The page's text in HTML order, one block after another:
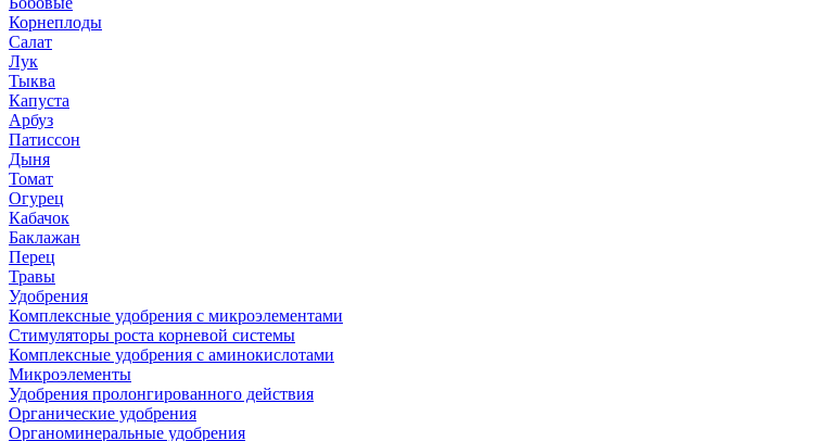
Корнеплоды
Салат
Лук
Тыква
Капуста
Арбуз
Патиссон
Дыня
Томат
Огурец
Кабачок
Баклажан
Перец
Травы
Удобрения
Комплексные удобрения с микроэлементами
Стимуляторы роста корневой системы
Комплексные удобрения с аминокислотами
Микроэлементы
Удобрения пролонгированного действия
Органические удобрения
Органоминеральные удобрения